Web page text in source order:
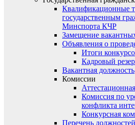
Квалификационные
государственным
Минспорта КЧР
Замещение
Объявления о
Итоги
Кадровый
Вакантная должность
Комиссии
Комиссия по
конфликта
Конкурсная
Перечень должностей